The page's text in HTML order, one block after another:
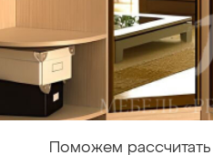
Поможем